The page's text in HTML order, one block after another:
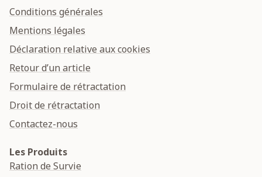
Conditions générales
Mentions légales
Déclaration relative aux cookies
Retour d’un article
Formulaire de rétractation
Droit de rétractation
Contactez-nous
Les Produits
Ration de Survie